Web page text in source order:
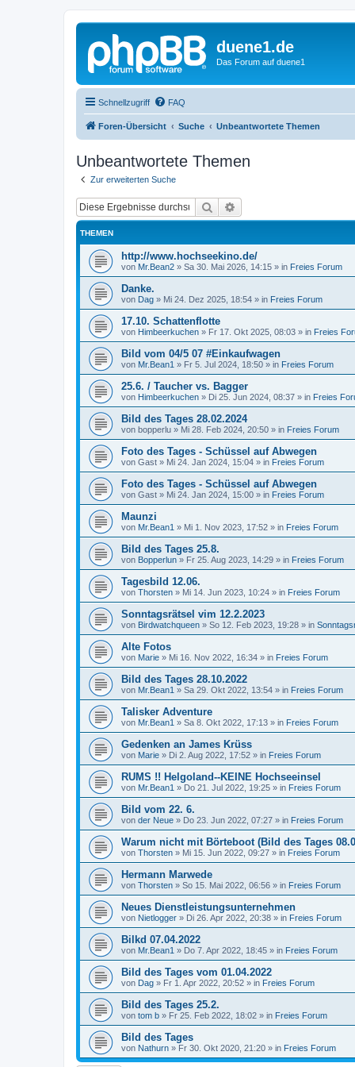
duene1.de
Das Forum auf duene1
Schnellzugriff FAQ
Foren-Übersicht Suche Unbeantwortete Themen
Unbeantwortete Themen
Zur erweiterten Suche
Suche
THEMEN
http://www.hochseekino.de/
von Mr.Bean2 » Sa 30. Mai 2026, 14:15 » in Freies Forum
Danke.
von Dag » Mi 24. Dez 2025, 18:54 » in Freies Forum
17.10. Schattenflotte
von Himbeerkuchen » Fr 17. Okt 2025, 08:03 » in Freies
Bild vom 04/5 07 #Einkaufwagen
von Mr.Bean1 » Fr 5. Jul 2024, 18:50 » in Freies Forum
25.6. / Taucher vs. Bagger
von Himbeerkuchen » Di 25. Jun 2024, 08:37 » in Freies
Bild des Tages 28.02.2024
von bopperlu » Mi 28. Feb 2024, 20:50 » in Freies Forum
Foto des Tages - Schüssel auf Abwegen
von Gast » Mi 24. Jan 2024, 15:04 » in Freies Forum
Foto des Tages - Schüssel auf Abwegen
von Gast » Mi 24. Jan 2024, 15:00 » in Freies Forum
Maunzi
von Mr.Bean1 » Mi 1. Nov 2023, 17:52 » in Freies Forum
Bild des Tages 25.8.
von Bopperlun » Fr 25. Aug 2023, 14:29 » in Freies Forum
Tagesbild 12.06.
von Thorsten » Mi 14. Jun 2023, 10:24 » in Freies Forum
Sonntagsrätsel vim 12.2.2023
von Birdwatchqueen » So 12. Feb 2023, 19:28 » in
Alte Fotos
von Marie » Mi 16. Nov 2022, 16:34 » in Freies Forum
Bild des Tages 28.10.2022
von Mr.Bean1 » Sa 29. Okt 2022, 13:54 » in Freies Forum
Talisker Adventure
von Mr.Bean1 » Sa 8. Okt 2022, 17:13 » in Freies Forum
Gedenken an James Krüss
von Marie » Di 2. Aug 2022, 17:52 » in Freies Forum
RUMS !! Helgoland--KEINE Hochseeinsel
von Mr.Bean1 » Do 21. Jul 2022, 19:25 » in Freies Forum
Bild vom 22. 6.
von der Neue » Do 23. Jun 2022, 07:27 » in Freies Forum
Warum nicht mit Börteboot (Bild des Tages
von Thorsten » Mi 15. Jun 2022, 09:27 » in Freies Forum
Hermann Marwede
von Thorsten » So 15. Mai 2022, 06:56 » in Freies Forum
Neues Dienstleistungsunternehmen
von Nietlogger » Di 26. Apr 2022, 20:38 » in Freies Forum
Bilkd 07.04.2022
von Mr.Bean1 » Do 7. Apr 2022, 18:45 » in Freies Forum
Bild des Tages vom 01.04.2022
von Dag » Fr 1. Apr 2022, 20:52 » in Freies Forum
Bild des Tages 25.2.
von tom b » Fr 25. Feb 2022, 18:02 » in Freies Forum
Bild des Tages
von Nathurn » Fr 30. Okt 2020, 21:20 » in Freies Forum